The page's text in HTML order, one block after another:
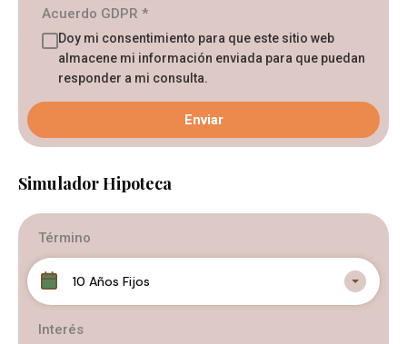
Acuerdo GDPR *
Doy mi consentimiento para que este sitio web
almacene mi información enviada para que puedan
responder a mi consulta.
Simulador Hipoteca
Término
10 Años Fijos
Interés